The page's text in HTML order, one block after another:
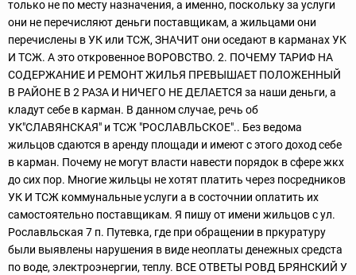
только не по месту назначения, а именно, поскольку за услуги
они не перечисляют деньги поставщикам, а жильцами они
перечислены в УК или ТСЖ, ЗНАЧИТ они оседают в карманах УК
И ТСЖ. А это откровенное ВОРОВСТВО. 2. ПОЧЕМУ ТАРИФ НА
СОДЕРЖАНИЕ И РЕМОНТ ЖИЛЬЯ ПРЕВЫШАЕТ ПОЛОЖЕННЫЙ
В РАЙОНЕ В 2 РАЗА И НИЧЕГО НЕ ДЕЛАЕТСЯ за наши деньги, а
кладут себе в карман. В данном случае, речь об
УК"СЛАВЯНСКАЯ" и ТСЖ "РОСЛАВЛЬСКОЕ".. Без ведома
жильцов сдаются в аренду площади и имеют с этого доход себе
в карман. Почему не могут власти навести порядок в сфере жкх
до сих пор. Многие жильцы не хотят платить через посредников
УК И ТСЖ коммунальные услуги а в состочнии оплатить их
самостоятельно поставщикам. Я пишу от имени жильцов с ул.
Рославльская 7 п. Путевка, где при обращении в пркуратуру
были выявлены нарушения в виде неоплаты денежных средста
по воде, электроэнергии, теплу. ВСЕ ОТВЕТЫ РОВД БРЯНСКИЙ У